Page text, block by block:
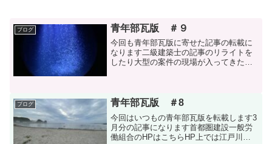
ブログ 青年部瓦版 ＃９
今回も青年部瓦版に寄せた記事の転載に
なります二級建築士の記事のリライトを
したり大型の案件の現場が入ってきたり
てますのでネタには尽...
ブログ 青年部瓦版 ＃8
今回はいつもの青年部瓦版を転載します3
月分の記事になります首都圏建設一般労
働組合のHPはこちらHP上では江戸川区